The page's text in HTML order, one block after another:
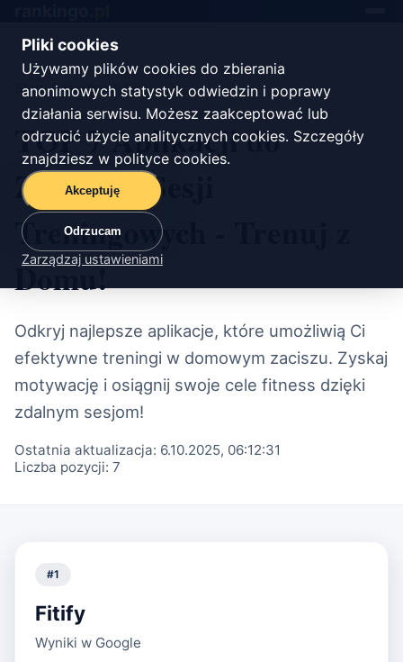
Pliki cookies
Używamy plików cookies do zbierania
anonimowych statystyk odwiedzin i poprawy
działania serwisu. Możesz zaakceptować lub
odrzucić użycie analitycznych cookies. Szczegóły
znajdziesz w polityce cookies.
Akceptuję
Odrzucam
Zarządzaj ustawieniami
Start/akwarystyka
TOP 7 Aplikacji do
Zdalnych Sesji
Treningowych - Trenuj z
Domu!
Odkryj najlepsze aplikacje, które umożliwią Ci
efektywne treningi w domowym zaciszu. Zyskaj
motywację i osiągnij swoje cele fitness dzięki
zdalnym sesjom!
Ostatnia aktualizacja: 6.10.2025, 06:12:31
Liczba pozycji: 7
#1
Fitify
Wyniki w Google